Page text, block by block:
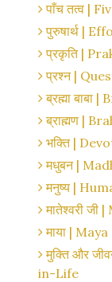
पाँच तत्व |
पुरुषार्थ |
प्रकृति |
प्रश्न |
ब्रह्मा बाबा
ब्राह्मण |
भक्ति |
मधुबन |
मनुष्य |
मातेश्वरी
माया | Maya
मुक्ति और
in-Life